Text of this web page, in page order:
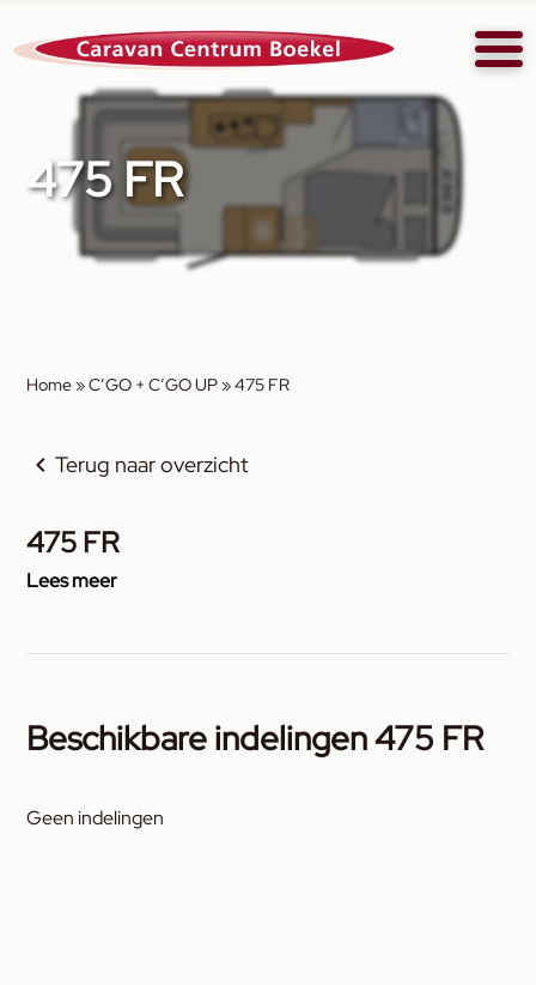
475 FR
Home »C’GO + C’GO UP »475 FR
Terug naar overzicht
475 FR
Lees meer
Beschikbare indelingen 475 FR
Geen indelingen